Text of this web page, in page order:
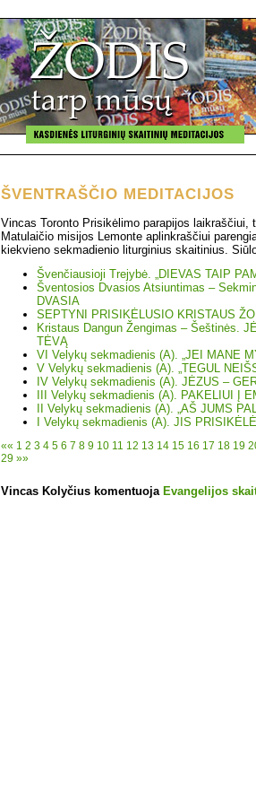
ŠVENTRAŠČIO MEDITACIJOS
Vincas Toronto Prisikėlimo parapijos laikraščiui,
Matulaičio misijos Lemonte aplinkraščiui
kiekvieno sekmadienio liturginius skaitinius.
Švenčiausioji Trejybė. „DIEVAS TAIP
Šventosios Dvasios Atsiuntimas –
DVASIA
SEPTYNI PRISIKĖLUSIO KRISTAUS
Kristaus Dangun Žengimas – Šeštinės.
TĖVĄ
VI Velykų sekmadienis (A). „JEI MANE
V Velykų sekmadienis (A). „TEGUL
IV Velykų sekmadienis (A). JĖZUS –
III Velykų sekmadienis (A). PAKELIUI Į
II Velykų sekmadienis (A). „AŠ JUMS
I Velykų sekmadienis (A). JIS
«« 1 2 3 4 5 6 7 8 9 10 11 12 13 14 15 16 17 18 19
29 »»
Vincas Kolyčius komentuoja Evangelijos